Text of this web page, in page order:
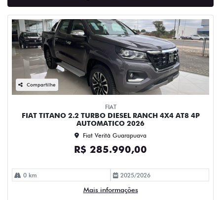
Compartilhe
FIAT
FIAT TITANO 2.2 TURBO DIESEL RANCH 4X4 AT8 4P
AUTOMATICO 2026
Fiat Verità Guarapuava
R$ 285.990,00
0 km 2025/2026
Mais informações